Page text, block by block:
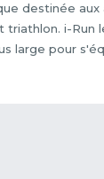
destinée aux
triathlon. i-Run
large pour